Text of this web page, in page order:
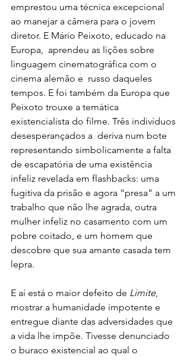
emprestou uma técnica excepcional
ao manejar a câmera para o jovem
diretor. E Mário Peixoto, educado na
Europa,  aprendeu as lições sobre
linguagem cinematográfica com o
cinema alemão e  russo daqueles
tempos. E foi também da Europa que
Peixoto trouxe a temática
existencialista do filme. Três indivíduos
desesperançados a  deriva num bote
representando simbolicamente a falta
de escapatória de uma existência
infeliz revelada em flashbacks: uma
fugitiva da prisão e agora “presa” a um
trabalho que não lhe agrada, outra
mulher infeliz no casamento com um
pobre coitado, e um homem que
descobre que sua amante casada tem
lepra.
E aí está o maior defeito de Limite,
mostrar a humanidade impotente e
entregue diante das adversidades que
a vida lhe impõe. Tivesse denunciado
o buraco existencial ao qual o